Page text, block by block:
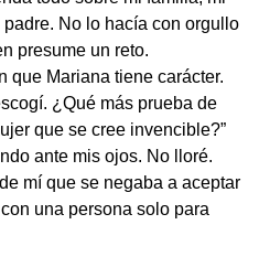
No lo hacía con orgullo
presume un reto.
que Mariana tiene carácter.
¿Qué más prueba de
que se cree invencible?”
ante mis ojos. No lloré.
mí que se negaba a aceptar
una persona solo para